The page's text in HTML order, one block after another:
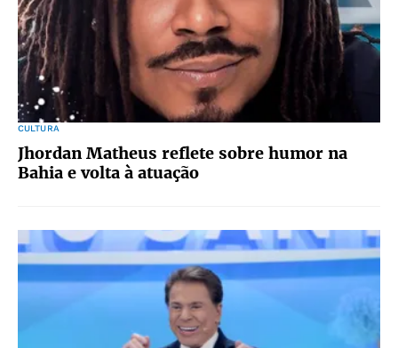
CULTURA
Jhordan Matheus reflete sobre humor na
Bahia e volta à atuação